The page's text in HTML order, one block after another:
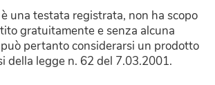
una testata registrata, non ha scopo
gratuitamente e senza alcuna
pertanto considerarsi un prodotto
della legge n. 62 del 7.03.2001.